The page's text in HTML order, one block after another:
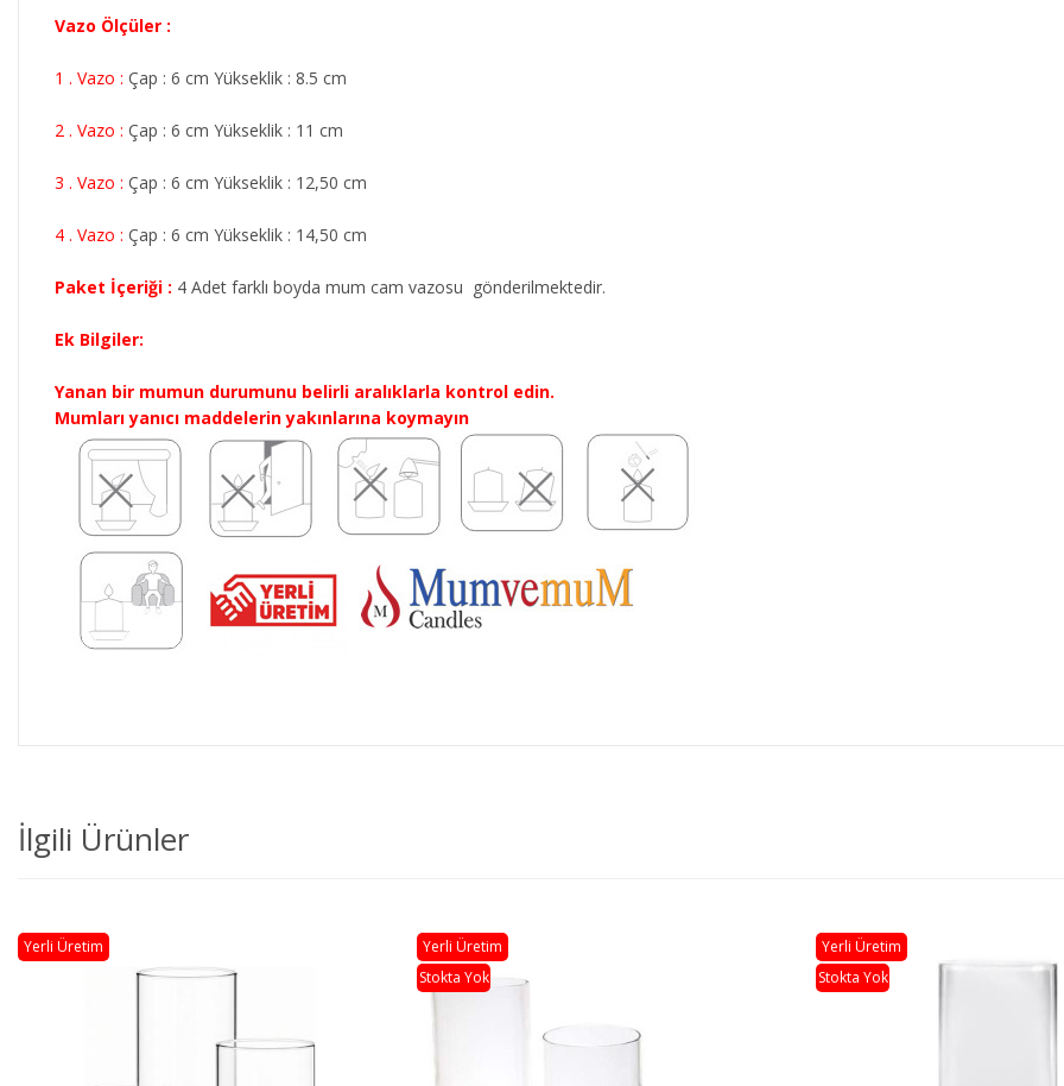
Vazo Ölçüler :
1 . Vazo : Çap : 6 cm Yükseklik : 8.5 cm
2 . Vazo : Çap : 6 cm Yükseklik : 11 cm
3 . Vazo : Çap : 6 cm Yükseklik : 12,50 cm
4 . Vazo : Çap : 6 cm Yükseklik : 14,50 cm
Paket İçeriği : 4 Adet farklı boyda mum cam vazosu gönderilmektedir.
Ek Bilgiler:
Yanan bir mumun durumunu belirli aralıklarla kontrol edin.
Mumları yanıcı maddelerin yakınlarına koymayın
İlgili Ürünler
Yerli Üretim
Yerli Üretim
Stokta Yok
Yerli Üretim
Stokta Yok